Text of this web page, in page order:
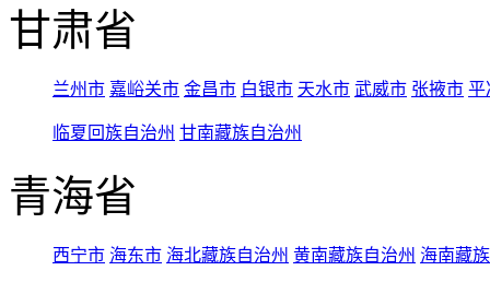
甘肃省
兰州市 嘉峪关市 金昌市 白银市 天水市 武威市 张掖市 平
临夏回族自治州 甘南藏族自治州
青海省
西宁市 海东市 海北藏族自治州 黄南藏族自治州 海南藏